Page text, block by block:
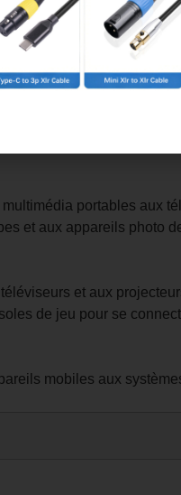
audio et vidéo entre
de connecteurs
de connexions audio-
portables aux
et aux appareils photo
et aux
de jeu pour se
mobiles aux